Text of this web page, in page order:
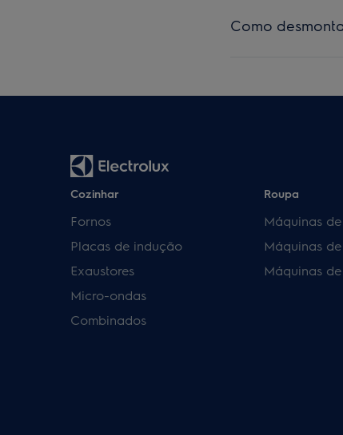
Como
Cozinhar
Fornos
Placas de indução
Exaustores
Micro-ondas
Combinados
Roupa
Máquinas
Máquinas
Máquinas